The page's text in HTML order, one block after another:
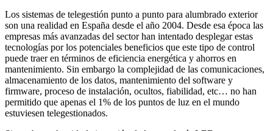
Los sistemas de telegestión punto a punto para alumbrado exterior
son una realidad en España desde el año 2004. Desde esa época las
empresas más avanzadas del sector han intentado desplegar estas
tecnologías por los potenciales beneficios que este tipo de control
puede traer en términos de eficiencia energética y ahorros en
mantenimiento. Sin embargo la complejidad de las comunicaciones,
almacenamiento de los datos, mantenimiento del software y
firmware, proceso de instalación, ocultos, fiabilidad, etc… no han
permitido que apenas el 1% de los puntos de luz en el mundo
estuviesen telegestionados.